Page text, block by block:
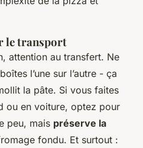
le transport
attention au transfert. Ne
l’une sur l’autre - ça
la pâte. Si vous faites
ou en voiture, optez pour
peu, mais préserve la
fondu. Et surtout :